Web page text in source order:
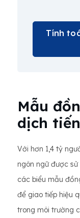
Tính
Mẫu
dịch
Với hơn 1,4 tỷ
ngôn ngữ được
các biểu mẫu
để giao tiếp hiệu
trong môi trường